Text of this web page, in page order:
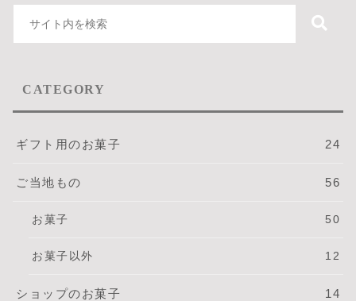
CATEGORY
ギフト用のお菓子 24
ご当地もの 56
お菓子 50
お菓子以外 12
ショップのお菓子 14